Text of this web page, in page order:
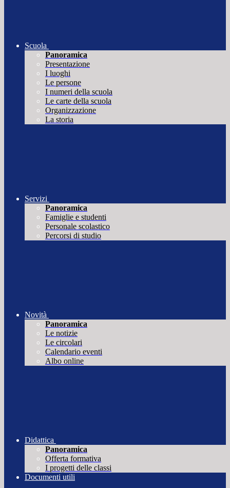
Scuola
Panoramica
Presentazione
I luoghi
Le persone
I numeri della scuola
Le carte della scuola
Organizzazione
La storia
Servizi
Panoramica
Famiglie e studenti
Personale scolastico
Percorsi di studio
Novità
Panoramica
Le notizie
Le circolari
Calendario eventi
Albo online
Didattica
Panoramica
Offerta formativa
I progetti delle classi
Documenti utili